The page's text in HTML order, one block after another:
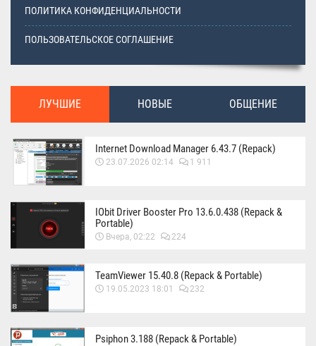
ПОЛИТИКА КОНФИДЕНЦИАЛЬНОСТИ
ПОЛЬЗОВАТЕЛЬСКОЕ СОГЛАШЕНИЕ
ЛУЧШИЕ НОВЫЕ ОБЩЕНИЕ
Internet Download Manager 6.43.7 (Repack)
23.07.2026 02:14 1 911
IObit Driver Booster Pro 13.6.0.438 (Repack &
Portable)
Вчера, 02:22 224
TeamViewer 15.40.8 (Repack & Portable)
19.05.2023 18:01 232
Psiphon 3.188 (Repack & Portable)